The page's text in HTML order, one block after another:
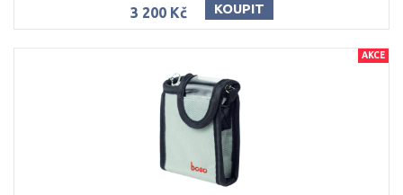
3 200 Kč KOUPIT
AKCE